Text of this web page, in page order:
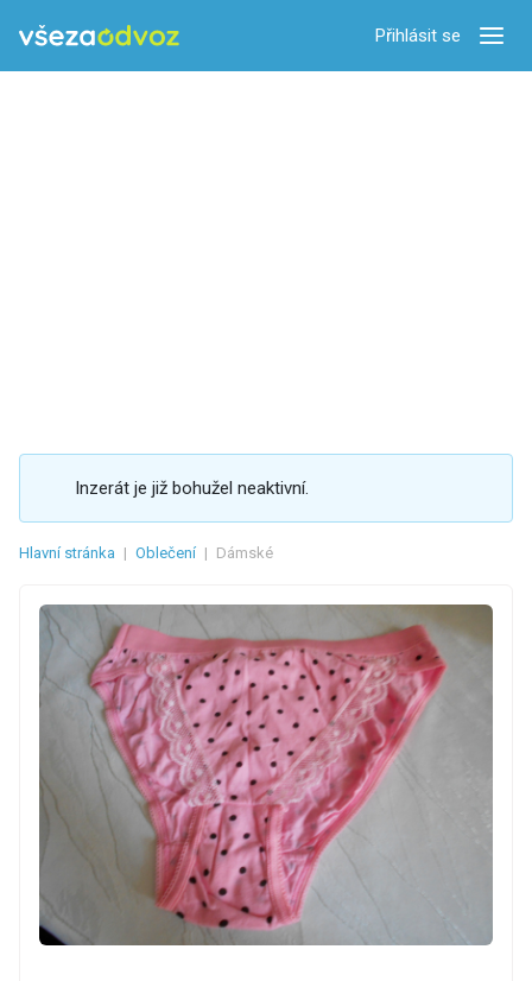
Přihlásit se
Inzerát je již bohužel neaktivní.
Hlavní stránka | Oblečení | Dámské